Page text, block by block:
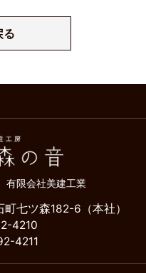
る
限会社美建工業
七ツ森182-6（本社）
4210
4211